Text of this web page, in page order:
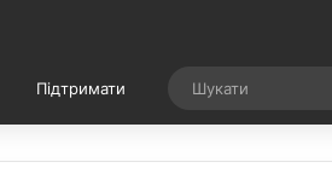
Підтримати Випадкова стаття